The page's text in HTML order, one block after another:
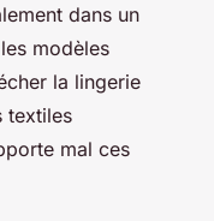
dans un
modèles
la lingerie
textiles
mal ces